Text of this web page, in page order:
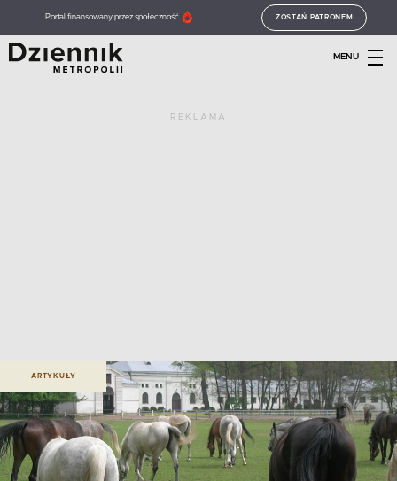
Portal finansowany przez społeczność ZOSTAŃ PATRONEM
MENU
REKLAMA
ARTYKUŁY